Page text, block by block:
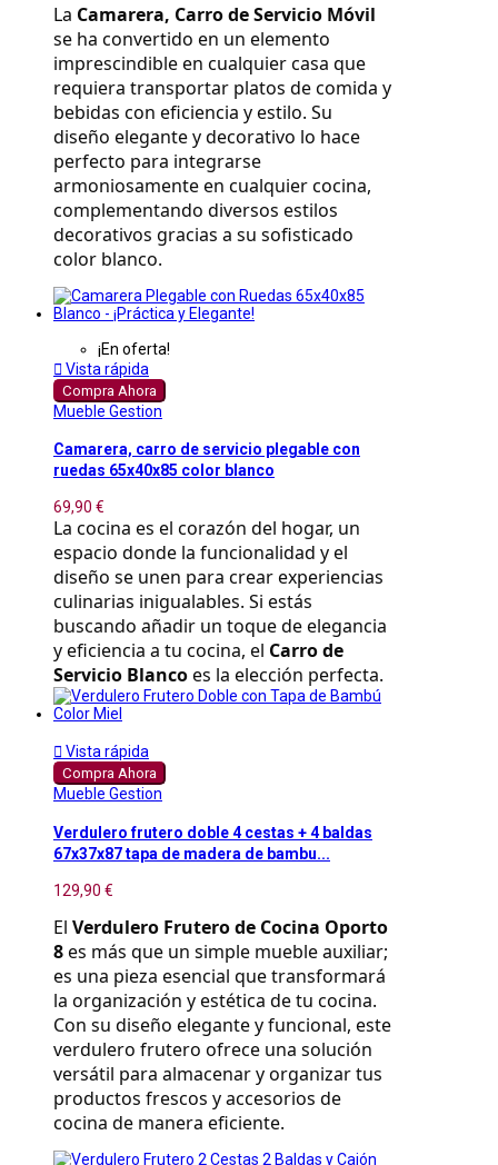
La Camarera, Carro de Servicio Móvil
se ha convertido en un elemento
imprescindible en cualquier casa que
requiera transportar platos de comida y
bebidas con eficiencia y estilo. Su
diseño elegante y decorativo lo hace
perfecto para integrarse
armoniosamente en cualquier cocina,
complementando diversos estilos
decorativos gracias a su sofisticado
color blanco.
¡En oferta!
 Vista rápida
Compra Ahora
Mueble Gestion
Camarera, carro de servicio plegable con
ruedas 65x40x85 color blanco
69,90 €
La cocina es el corazón del hogar, un
espacio donde la funcionalidad y el
diseño se unen para crear experiencias
culinarias inigualables. Si estás
buscando añadir un toque de elegancia
y eficiencia a tu cocina, el Carro de
Servicio Blanco es la elección perfecta.
 Vista rápida
Compra Ahora
Mueble Gestion
Verdulero frutero doble 4 cestas + 4 baldas
67x37x87 tapa de madera de bambu...
129,90 €
El Verdulero Frutero de Cocina Oporto
8 es más que un simple mueble auxiliar;
es una pieza esencial que transformará
la organización y estética de tu cocina.
Con su diseño elegante y funcional, este
verdulero frutero ofrece una solución
versátil para almacenar y organizar tus
productos frescos y accesorios de
cocina de manera eficiente.